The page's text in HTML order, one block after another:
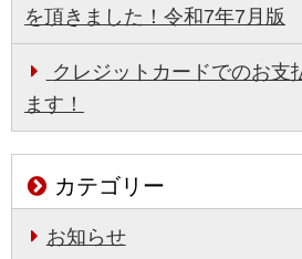
を頂きました！令和7年7月版
クレジットカードでのお支
ます！
カテゴリー
お知らせ